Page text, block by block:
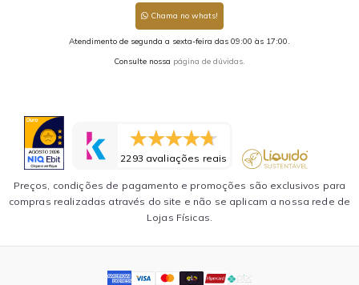
Chama no whats!
Atendimento de segunda a sexta-feira das 09:00 às 17:00.
Consulte nossa página de dúvidas.
2293 avaliações reais
Preços, condições de pagamento e promoções são exclusivos para
compras realizadas através do site e não se aplicam a nossa rede de
Lojas Físicas.